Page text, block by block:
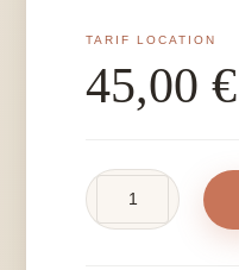
45,00€